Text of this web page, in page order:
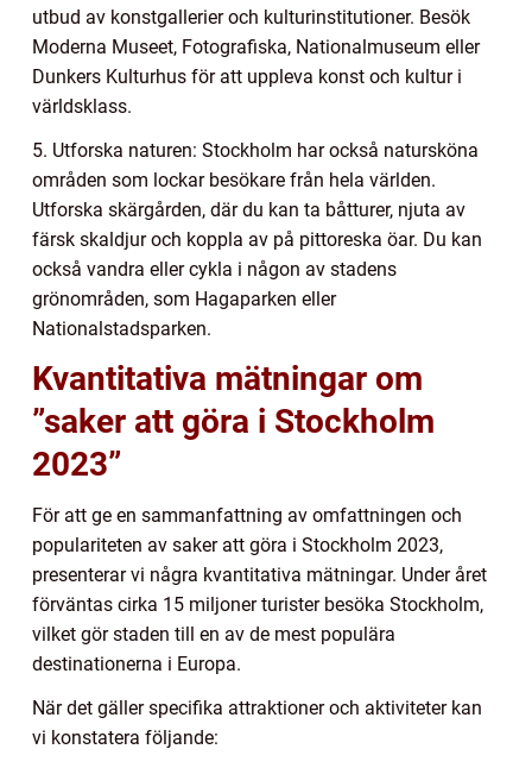
utbud av konstgallerier och kulturinstitutioner. Besök
Moderna Museet, Fotografiska, Nationalmuseum eller
Dunkers Kulturhus för att uppleva konst och kultur i
världsklass.
5. Utforska naturen: Stockholm har också natursköna
områden som lockar besökare från hela världen.
Utforska skärgården, där du kan ta båtturer, njuta av
färsk skaldjur och koppla av på pittoreska öar. Du kan
också vandra eller cykla i någon av stadens
grönområden, som Hagaparken eller
Nationalstadsparken.
Kvantitativa mätningar om
”saker att göra i Stockholm
2023”
För att ge en sammanfattning av omfattningen och
populariteten av saker att göra i Stockholm 2023,
presenterar vi några kvantitativa mätningar. Under året
förväntas cirka 15 miljoner turister besöka Stockholm,
vilket gör staden till en av de mest populära
destinationerna i Europa.
När det gäller specifika attraktioner och aktiviteter kan
vi konstatera följande: